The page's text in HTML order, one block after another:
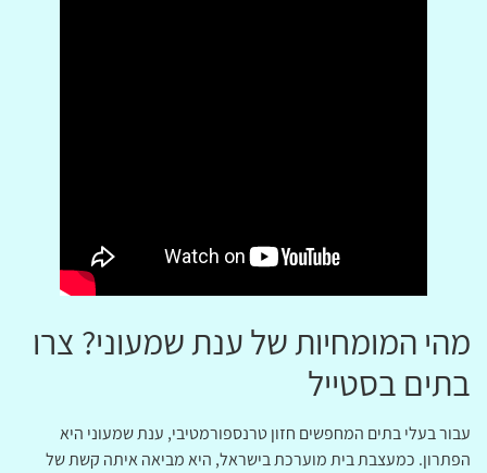
מהי המומחיות של ענת שמעוני? צרו
בתים בסטייל
עבור בעלי בתים המחפשים חזון טרנספורמטיבי, ענת שמעוני היא
הפתרון. כמעצבת בית מוערכת בישראל, היא מביאה איתה קשת של